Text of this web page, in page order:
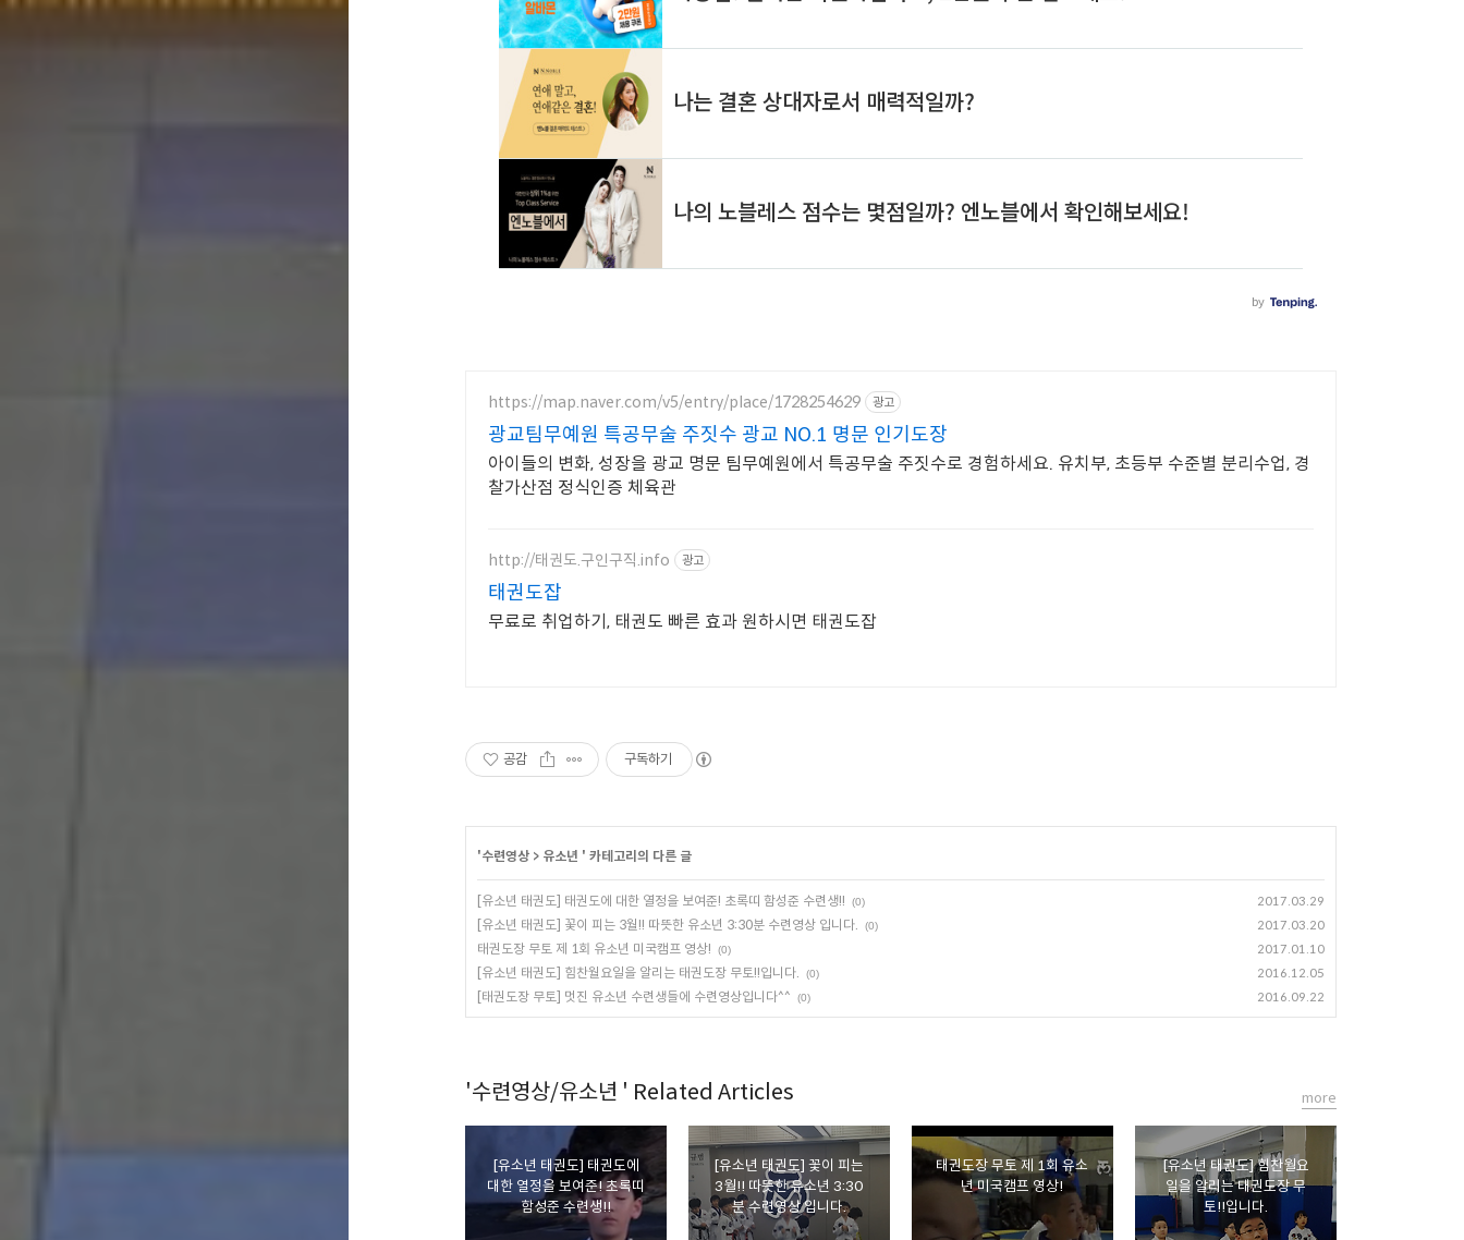
https://map.naver.com/v5/entry/place/1728254629 광고
광교팀무예원 특공무술 주짓수 광교 NO.1 명문 인기도장
아이들의 변화, 성장을 광교 명문 팀무예원에서 특공무술 주짓수로 경험하세요. 유치부, 초등부 수준별 분리수업, 경
찰가산점 정식인증 체육관
http://태권도.구인구직.info 광고
태권도잡
무료로 취업하기, 태권도 빠른 효과 원하시면 태권도잡
공감 구독하기
'수련영상> 유소년 ' 카테고리의 다른 글
[유소년 태권도] 태권도에 대한 열정을 보여준! 초록띠 함성준 수련생!! (0) 2017.03.29
[유소년 태권도] 꽃이 피는 3월!! 따뜻한 유소년 3:30분 수련영상 입니다. (0) 2017.03.20
태권도장 무토 제 1회 유소년 미국캠프 영상! (0) 2017.01.10
[유소년 태권도] 힘찬월요일을 알리는 태권도장 무토!!입니다. (0) 2016.12.05
[태권도장 무토] 멋진 유소년 수련생들에 수련영상입니다^^ (0) 2016.09.22
'수련영상/유소년 ' Related Articles
[유소년 태권도] 태권도에
대한 열정을 보여준! 초록띠
함성준 수련생!!
[유소년 태권도] 꽃이 피는
3월!! 따뜻한 유소년 3:30
분 수련영상 입니다.
태권도장 무토 제 1회 유소
년 미국캠프 영상!
[유소년 태권도] 힘찬월요
일을 알리는 태권도장 무
토!!입니다.
more